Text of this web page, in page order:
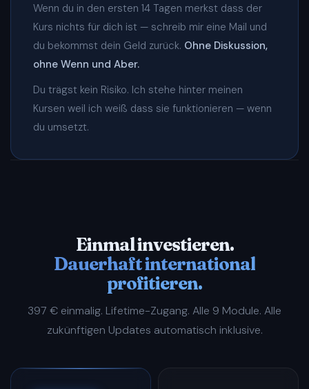
Wenn du in den ersten 14 Tagen merkst dass der
Kurs nichts für dich ist — schreib mir eine Mail und
du bekommst dein Geld zurück. Ohne Diskussion,
ohne Wenn und Aber.
Du trägst kein Risiko. Ich stehe hinter meinen
Kursen weil ich weiß dass sie funktionieren — wenn
du umsetzt.
Einmal investieren.
Dauerhaft international
profitieren.
397 € einmalig. Lifetime-Zugang. Alle 9 Module. Alle
zukünftigen Updates automatisch inklusive.